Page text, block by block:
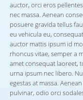
auctor, orci eros
nec massa. Aenean
posuere gravida tellus
eu vehicula eu,
auctor mattis ipsum id
rhoncus vitae, semper a
amet consequat laoreet,
urna ipsum nec libero.
egestas at massa.
pulvinar, odio orci